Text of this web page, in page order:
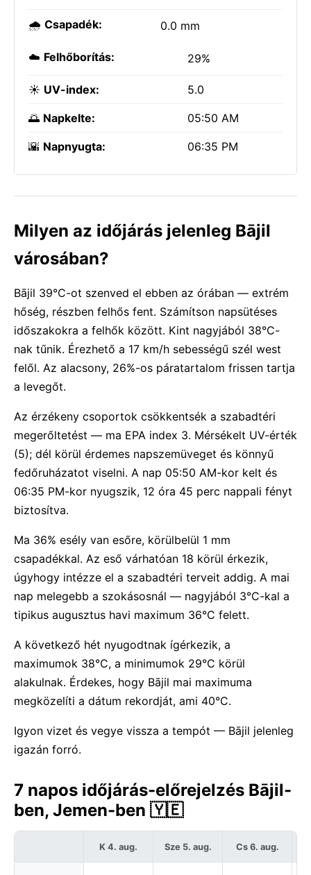
🌧️ Csapadék: 0.0 mm
☁️ Felhőborítás: 29%
☀️ UV-index: 5.0
🌅 Napkelte: 05:50 AM
🌇 Napnyugta: 06:35 PM
Milyen az időjárás jelenleg Bājil
városában?
Bājil 39°C-ot szenved el ebben az órában — extrém
hőség, részben felhős fent. Számítson napsütéses
időszakokra a felhők között. Kint nagyjából 38°C-
nak tűnik. Érezhető a 17 km/h sebességű szél west
felől. Az alacsony, 26%-os páratartalom frissen tartja
a levegőt.
Az érzékeny csoportok csökkentsék a szabadtéri
megerőltetést — ma EPA index 3. Mérsékelt UV-érték
(5); dél körül érdemes napszemüveget és könnyű
fedőruházatot viselni. A nap 05:50 AM-kor kelt és
06:35 PM-kor nyugszik, 12 óra 45 perc nappali fényt
biztosítva.
Ma 36% esély van esőre, körülbelül 1 mm
csapadékkal. Az eső várhatóan 18 körül érkezik,
úgyhogy intézze el a szabadtéri terveit addig. A mai
nap melegebb a szokásosnál — nagyjából 3°C-kal a
tipikus augusztus havi maximum 36°C felett.
A következő hét nyugodtnak ígérkezik, a
maximumok 38°C, a minimumok 29°C körül
alakulnak. Érdekes, hogy Bājil mai maximuma
megközelíti a dátum rekordját, ami 40°C.
Igyon vizet és vegye vissza a tempót — Bājil jelenleg
igazán forró.
7 napos időjárás-előrejelzés Bājil-
ben, Jemen-ben 🇾🇪
K 4. aug. Sze 5. aug. Cs 6. aug.